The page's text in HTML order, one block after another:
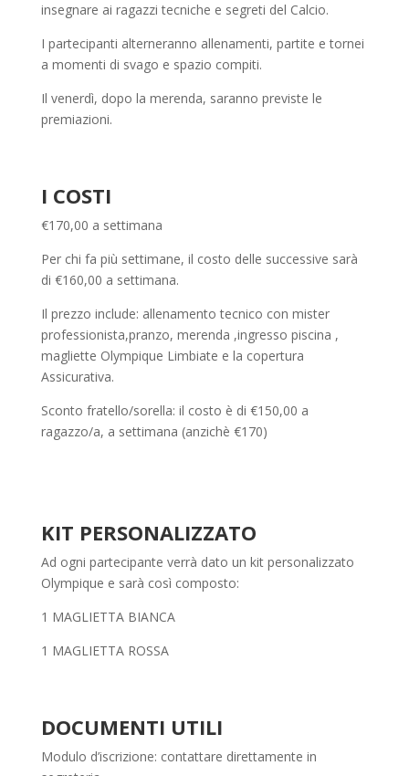
insegnare ai ragazzi tecniche e segreti del Calcio.
I partecipanti alterneranno allenamenti, partite e tornei
a momenti di svago e spazio compiti.
Il venerdì, dopo la merenda, saranno previste le
premiazioni.
I COSTI
€170,00 a settimana
Per chi fa più settimane, il costo delle successive sarà
di €160,00 a settimana.
Il prezzo include: allenamento tecnico con mister
professionista,pranzo, merenda ,ingresso piscina ,
magliette Olympique Limbiate e la copertura
Assicurativa.
Sconto fratello/sorella: il costo è di €150,00 a
ragazzo/a, a settimana (anzichè €170)
KIT PERSONALIZZATO
Ad ogni partecipante verrà dato un kit personalizzato
Olympique e sarà così composto:
1 MAGLIETTA BIANCA
1 MAGLIETTA ROSSA
DOCUMENTI UTILI
Modulo d’iscrizione: contattare direttamente in